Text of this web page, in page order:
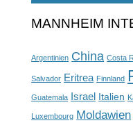
MANNHEIM
Argentinien China Costa
Salvador Eritrea Finnland
Guatemala Israel Italien
Luxembourg Moldawien